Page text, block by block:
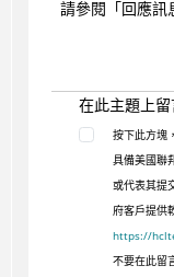
請參閱「回應訊
在此主題上留
按下此方塊
具備美國聯
或代表其提
府客戶提供
https://
不要在此留